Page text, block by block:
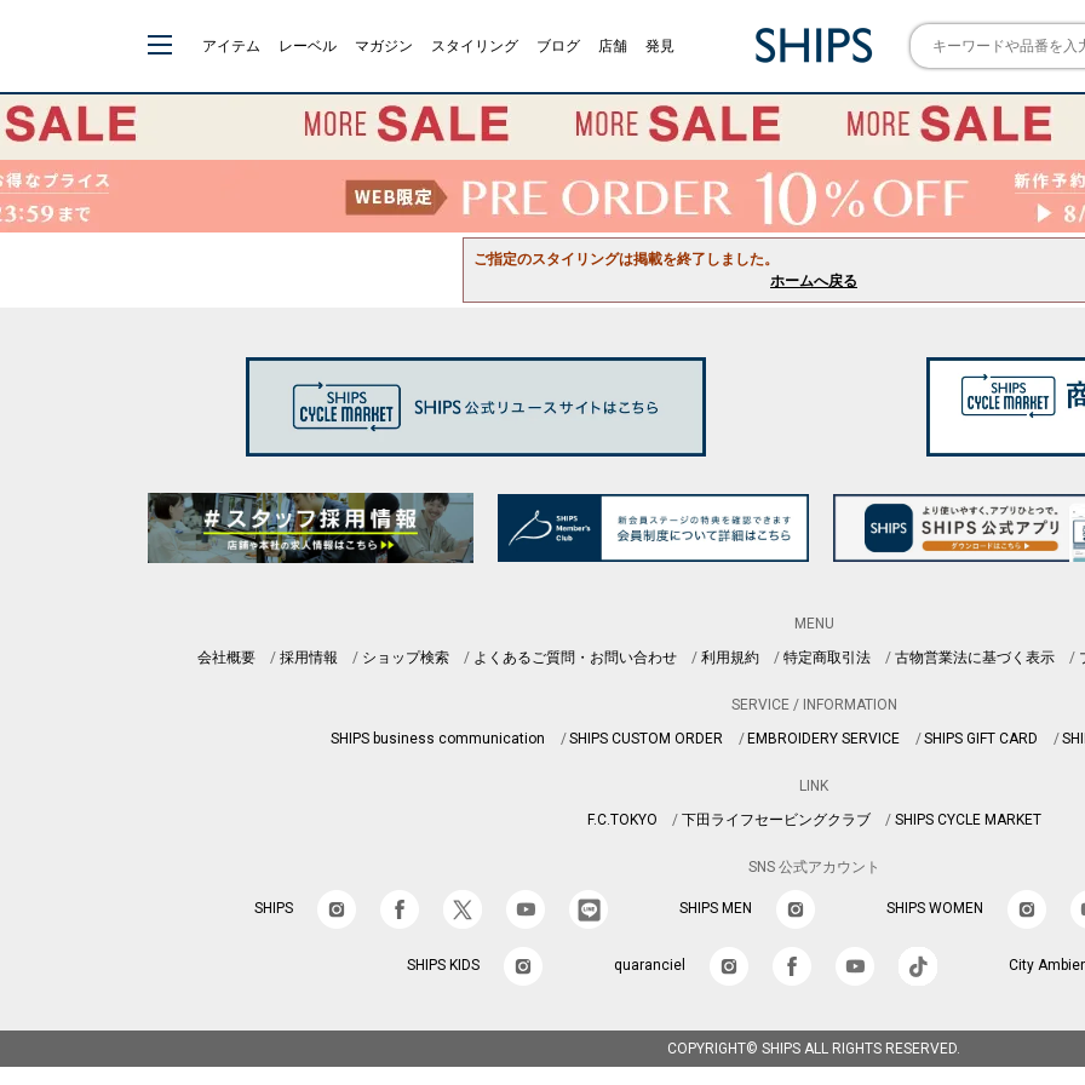
アイテム レーベル マガジン スタイリング ブログ 店舗 発見
ご指定のスタイリングは掲載を終了しました。
ホームへ戻る
MENU
会社概要
採用情報 ショップ検索 よくあるご質問・お問い合わせ 利用規約 特定商取引法 古物営業法に基づく表示
SERVICE / INFORMATION
SHIPS business communication
SHIPS CUSTOM ORDER EMBROIDERY SERVICE SHIPS GIFT CARD
LINK
F.C.TOKYO
下田ライフセービングクラブ SHIPS CYCLE MARKET
SNS 公式アカウント
SHIPS SHIPS MEN SHIPS WOMEN
SHIPS KIDS quaranciel City
COPYRIGHT© SHIPS ALL RIGHTS RESERVED.